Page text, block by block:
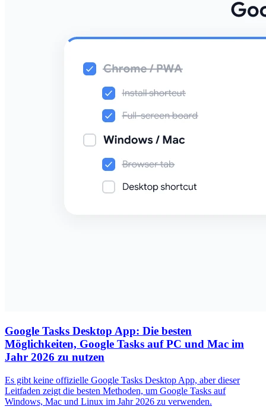
Google Tasks Desktop App: Die besten
Möglichkeiten, Google Tasks auf PC und Mac im
Jahr 2026 zu nutzen
Es gibt keine offizielle Google Tasks Desktop App, aber dieser
Leitfaden zeigt die besten Methoden, um Google Tasks auf
Windows, Mac und Linux im Jahr 2026 zu verwenden.